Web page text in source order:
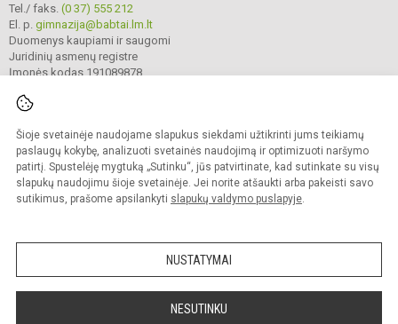
Šioje svetainėje naudojame slapukus siekdami užtikrinti jums teikiamų
paslaugų kokybę, analizuoti svetainės naudojimą ir optimizuoti naršymo
patirtį. Spustelėję mygtuką „Sutinku“, jūs patvirtinate, kad sutinkate su visų
slapukų naudojimu šioje svetainėje. Jei norite atšaukti arba pakeisti savo
sutikimus, prašome apsilankyti slapukų valdymo puslapyje.
NUSTATYMAI
NESUTINKU
Tel./ faks. (0 37) 555 212
El. p. gimnazija@babtai.lm.lt
Duomenys kaupiami ir saugomi
Juridinių asmenų registre
Įmonės kodas 191089878
© 2025. Kauno r. Babtų gimnazija. Visos teisės saugomos.
Kopijuoti turinį be raštiško gimnazijos sutikimo griežtai draudžiama.
Prieinamumo paraiška Slapukų politika
Sumanus būdas atnaujinti